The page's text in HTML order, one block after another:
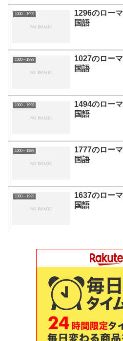
1000～1999
1296のロー
国語
1000～1999
1027のロー
国語
1000～1999
1494のロー
国語
1000～1999
1777のロー
国語
1000～1999
1637のロー
国語